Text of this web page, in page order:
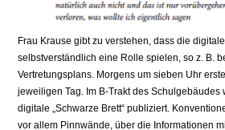
Frau Krause gibt zu verstehen, dass die
selbstverständlich eine Rolle spielen, so z. B.
Vertretungsplans. Morgens um sieben Uhr
jeweiligen Tag. Im B-Trakt des Schulgebäudes
digitale „Schwarze Brett“ publiziert.
vor allem Pinnwände, über die Informationen